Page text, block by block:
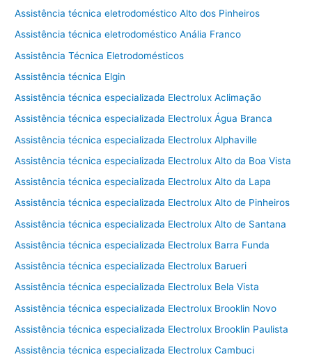
Assistência técnica eletrodoméstico Alto dos Pinheiros
Assistência técnica eletrodoméstico Anália Franco
Assistência Técnica Eletrodomésticos
Assistência técnica Elgin
Assistência técnica especializada Electrolux Aclimação
Assistência técnica especializada Electrolux Água Branca
Assistência técnica especializada Electrolux Alphaville
Assistência técnica especializada Electrolux Alto da Boa Vista
Assistência técnica especializada Electrolux Alto da Lapa
Assistência técnica especializada Electrolux Alto de Pinheiros
Assistência técnica especializada Electrolux Alto de Santana
Assistência técnica especializada Electrolux Barra Funda
Assistência técnica especializada Electrolux Barueri
Assistência técnica especializada Electrolux Bela Vista
Assistência técnica especializada Electrolux Brooklin Novo
Assistência técnica especializada Electrolux Brooklin Paulista
Assistência técnica especializada Electrolux Cambuci